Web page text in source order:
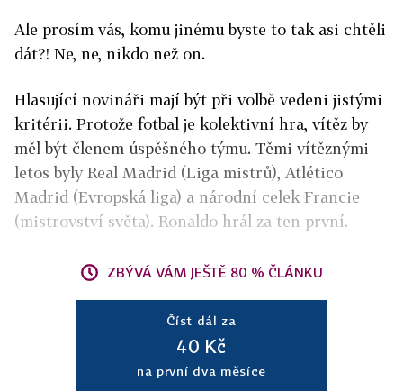
Ale prosím vás, komu jinému byste to tak asi chtěli
dát?! Ne, ne, nikdo než on.
Hlasující novináři mají být při volbě vedeni jistými
kritérii. Protože fotbal je kolektivní hra, vítěz by
měl být členem úspěšného týmu. Těmi vítěznými
letos byly Real Madrid (Liga mistrů), Atlético
Madrid (Evropská liga) a národní celek Francie
(mistrovství světa). Ronaldo hrál za ten první.
ZBÝVÁ VÁM JEŠTĚ 80 % ČLÁNKU
Číst dál za
40 Kč
na první dva měsíce